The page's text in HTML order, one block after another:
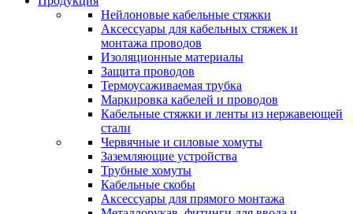
Нейлоновые кабельные стяжки
Аксессуары для кабельных стяжек и
монтажа проводов
Изоляционные материалы
Защита проводов
Термоусаживаемая трубка
Маркировка кабелей и проводов
Кабельные стяжки и ленты из нержавеющей
стали
Червячные и силовые хомуты
Заземляющие устройства
Трубные хомуты
Кабельные скобы
Аксессуары для прямого монтажа